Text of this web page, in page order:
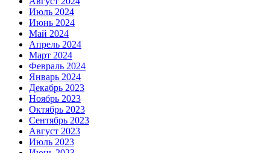
Июль 2024
Июнь 2024
Май 2024
Апрель 2024
Март 2024
Февраль 2024
Январь 2024
Декабрь 2023
Ноябрь 2023
Октябрь 2023
Сентябрь 2023
Август 2023
Июль 2023